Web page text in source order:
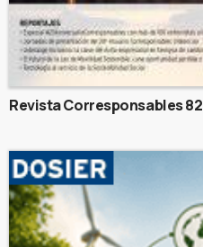
Revista Corresponsables 82